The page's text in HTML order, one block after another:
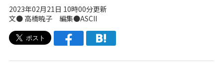
2023年02月21日 10時00分更新
文● 高橋暁子 編集●ASCII